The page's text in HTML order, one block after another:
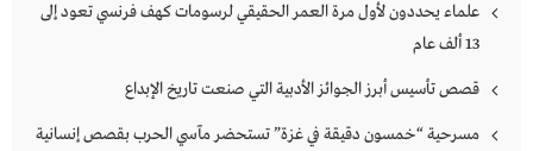
علماء يحددون لأول مرة العمر الحقيقي لرسومات كهف فرنسي تعود إلى
13 ألف عام
قصص تأسيس أبرز الجوائز الأدبية التي صنعت تاريخ الإبداع
مسرحية “خمسون دقيقة في غزة” تستحضر مآسي الحرب بقصص إنسانية